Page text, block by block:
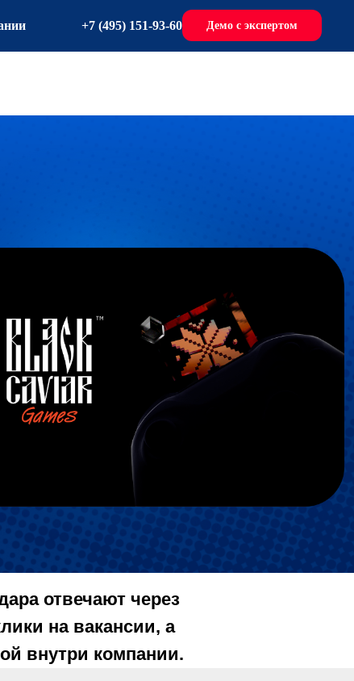
+7 (495) 151-93-60 Демо с экспертом
отвечают через
на вакансии, а
внутри компании.